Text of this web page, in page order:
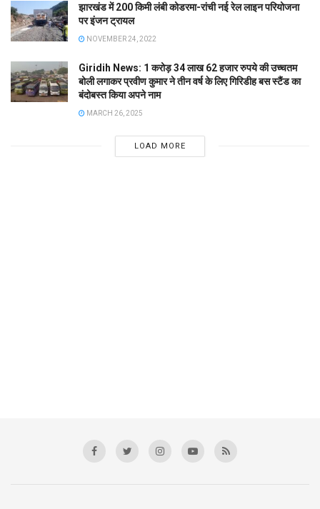
झारखंड में 200 किमी लंबी कोडरमा-रांची नई रेल लाइन परियोजना
पर इंजन ट्रायल
NOVEMBER 24, 2022
Giridih News: 1 करोड़ 34 लाख 62 हजार रुपये की उच्चतम
बोली लगाकर प्रवीण कुमार ने तीन वर्ष के लिए गिरिडीह बस स्टैंड का
बंदोबस्त किया अपने नाम
MARCH 26, 2025
LOAD MORE